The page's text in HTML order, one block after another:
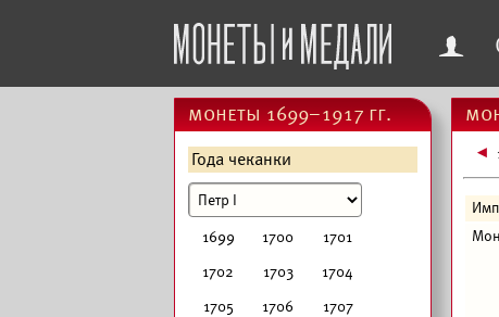
f
монеты 1699–1917 гг.
Года чеканки
1699 1700
1701
1702
1703
1704
1705
1706
1707